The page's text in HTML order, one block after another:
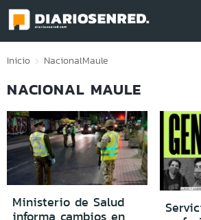
Click acá para ir directamente al
Inicio NacionalMaule
NACIONAL MAULE
Ministerio de Salud
informa cambios en